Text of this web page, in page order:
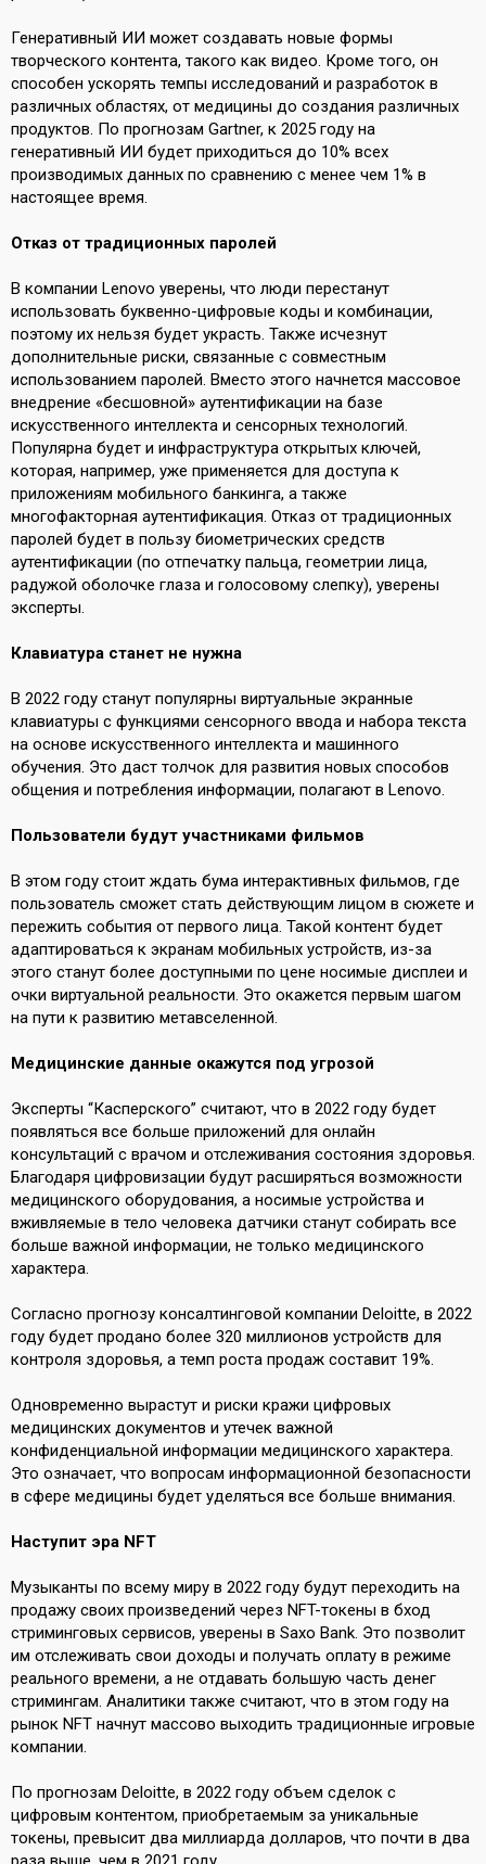
Генеративный ИИ может создавать новые формы
творческого контента, такого как видео. Кроме того, он
способен ускорять темпы исследований и разработок в
различных областях, от медицины до создания различных
продуктов. По прогнозам Gartner, к 2025 году на
генеративный ИИ будет приходиться до 10% всех
производимых данных по сравнению с менее чем 1% в
настоящее время.
Отказ от традиционных паролей
В компании Lenovo уверены, что люди перестанут
использовать буквенно-цифровые коды и комбинации,
поэтому их нельзя будет украсть. Также исчезнут
дополнительные риски, связанные с совместным
использованием паролей. Вместо этого начнется массовое
внедрение «бесшовной» аутентификации на базе
искусственного интеллекта и сенсорных технологий.
Популярна будет и инфраструктура открытых ключей,
которая, например, уже применяется для доступа к
приложениям мобильного банкинга, а также
многофакторная аутентификация. Отказ от традиционных
паролей будет в пользу биометрических средств
аутентификации (по отпечатку пальца, геометрии лица,
радужой оболочке глаза и голосовому слепку), уверены
эксперты.
Клавиатура станет не нужна
В 2022 году станут популярны виртуальные экранные
клавиатуры с функциями сенсорного ввода и набора текста
на основе искусственного интеллекта и машинного
обучения. Это даст толчок для развития новых способов
общения и потребления информации, полагают в Lenovo.
Пользователи будут участниками фильмов
В этом году стоит ждать бума интерактивных фильмов, где
пользователь сможет стать действующим лицом в сюжете и
пережить события от первого лица. Такой контент будет
адаптироваться к экранам мобильных устройств, из-за
этого станут более доступными по цене носимые дисплеи и
очки виртуальной реальности. Это окажется первым шагом
на пути к развитию метавселенной.
Медицинские данные окажутся под угрозой
Эксперты “Касперского” считают, что в 2022 году будет
появляться все больше приложений для онлайн
консультаций с врачом и отслеживания состояния здоровья.
Благодаря цифровизации будут расширяться возможности
медицинского оборудования, а носимые устройства и
вживляемые в тело человека датчики станут собирать все
больше важной информации, не только медицинского
характера.
Согласно прогнозу консалтинговой компании Deloitte, в 2022
году будет продано более 320 миллионов устройств для
контроля здоровья, а темп роста продаж составит 19%.
Одновременно вырастут и риски кражи цифровых
медицинских документов и утечек важной
конфиденциальной информации медицинского характера.
Это означает, что вопросам информационной безопасности
в сфере медицины будет уделяться все больше внимания.
Наступит эра NFT
Музыканты по всему миру в 2022 году будут переходить на
продажу своих произведений через NFT-токены в бход
стриминговых сервисов, уверены в Saxo Bank. Это позволит
им отслеживать свои доходы и получать оплату в режиме
реального времени, а не отдавать большую часть денег
стримингам. Аналитики также считают, что в этом году на
рынок NFT начнут массово выходить традиционные игровые
компании.
По прогнозам Deloitte, в 2022 году объем сделок с
цифровым контентом, приобретаемым за уникальные
токены, превысит два миллиарда долларов, что почти в два